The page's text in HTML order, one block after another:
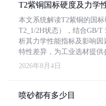
T2紫铜国标硬度及力学
本文系统解读T2紫铜的国
T2_1/2H状态），结合GB/T
析其力学性能指标及影响
特性差异，为工业选材提供
2026年8月4日
喷砂都有多少目